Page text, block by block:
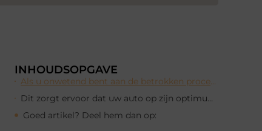
INHOUDSOPGAVE
Als u onwetend bent aan de betrokken processen en tijd wilt besparen, moet u hulp zoeken bij iemand die bekwaam is in dit domein.
Dit zorgt ervoor dat uw auto op zijn optimum uitvoert en er geen extra inspanning moet worden gedaan om het op de best mogelijke manier te behouden.
Goed artikel? Deel hem dan op: